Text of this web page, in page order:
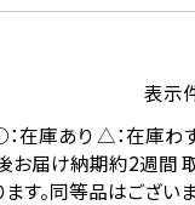
表示
在庫あり △：在庫わ
お届け納期約2週間
す。同等品はございま